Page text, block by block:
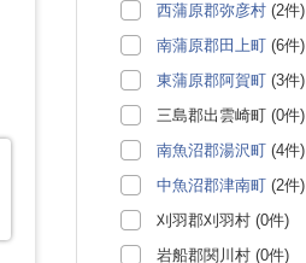
西蒲原郡弥彦村 (2件)
南蒲原郡田上町 (6件)
東蒲原郡阿賀町 (3件)
三島郡出雲崎町 (0件)
南魚沼郡湯沢町 (4件)
中魚沼郡津南町 (2件)
刈羽郡刈羽村 (0件)
岩船郡関川村 (0件)